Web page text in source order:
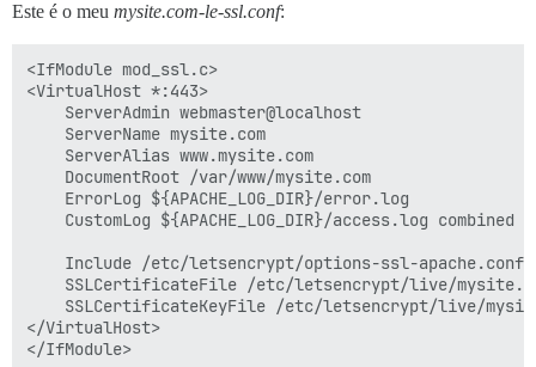
Este é o meu mysite.com-le-ssl.conf:
<IfModule mod_ssl.c>
<VirtualHost *:443>
    ServerAdmin webmaster@localhost
    ServerName mysite.com
    ServerAlias www.mysite.com
    DocumentRoot /var/www/mysite.com
    ErrorLog ${APACHE_LOG_DIR}/error.log
    CustomLog ${APACHE_LOG_DIR}/access.log combined
    Include /etc/letsencrypt/options-ssl-apache.conf
SSLCertificateFile /etc/letsencrypt/live/
SSLCertificateKeyFile /etc/letsencrypt/live/
</VirtualHost>